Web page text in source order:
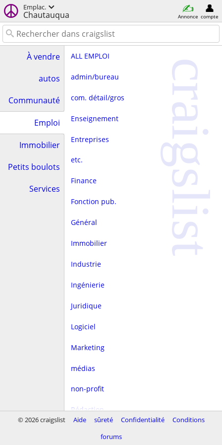
Emplac.
Chautauqua Annonce compte
À vendre
autos
Communauté
Emploi
Immobilier
Petits boulots
Services
ALL EMPLOI
admin/bureau
com. détail/gros
Enseignement
Entreprises
etc.
Finance
Fonction pub.
Général
Immobilier
Industrie
Ingénierie
Juridique
Logiciel
Marketing
médias
non-profit
Rédaction
craigslist
© 2026 craigslist Aide sûreté Confidentialité
Conditions
forums